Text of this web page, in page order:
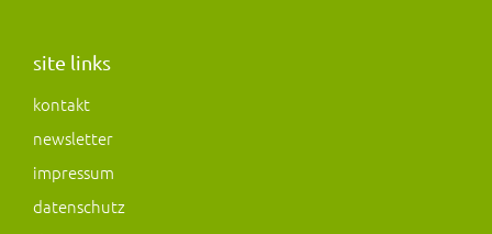
a
r
a
m
b
o
k
site links
kontakt
newsletter
impressum
datenschutz